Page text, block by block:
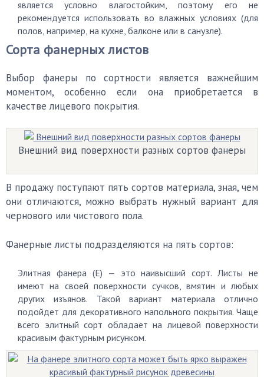
является условно влагостойким, поэтому его не
рекомендуется использовать во влажных условиях (для
полов, например, на кухне, балконе или в санузле).
Сорта фанерных листов
Выбор фанеры по сортности является важнейшим
моментом, особенно если она приобретается в
качестве лицевого покрытия.
Внешний вид поверхности разных сортов фанеры
В продажу поступают пять сортов материала, зная, чем
они отличаются, можно выбрать нужный вариант для
чернового или чистового пола.
Фанерные листы подразделяются на пять сортов:
Элитная фанера (Е) — это наивысший сорт. Листы не
имеют на своей поверхности сучков, вмятин и любых
других изъянов. Такой вариант материала отлично
подойдет для декоративного напольного покрытия. Чаще
всего элитный сорт обладает на лицевой поверхности
красивым фактурным рисунком.